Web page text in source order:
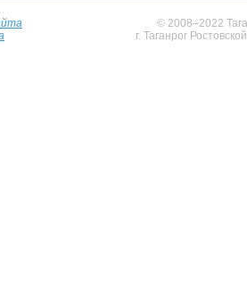
© 2008–2022
г. Таганрог